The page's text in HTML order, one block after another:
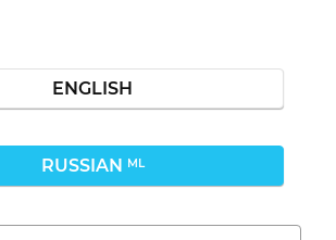
ENGLISH
RUSSIAN ML